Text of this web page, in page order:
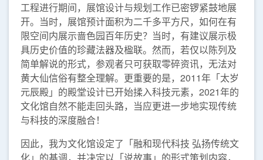
工程进行期间，展馆设计与规划工作已密锣紧鼓地展
开。当时，展馆预计面积为二千多平方尺，如何在有
限空间内展示啬色园百年历史？当时，有建议展示极
具历史价值的珍藏法器及楹联。然而，若仅以陈列及
简单解说的形式，参观者只可获取零碎资讯，无法对
黄大仙信俗有整全理解。更重要的是，2011年「太岁
元辰殿」的殿堂设计已开始揉入科技元素，2021年的
文化馆自然不能走回头路，当应更进一步地实现传统
与科技的深度融合！
因此，我为文化馆设定了「融和现代科技 弘扬传统文